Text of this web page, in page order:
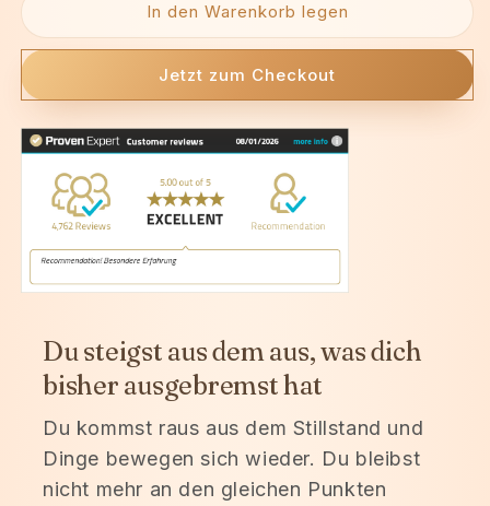
für
SHALIA
HEALING
(INTENSIVE)
FÜR
6
MONATE
Menge
für
HIGHEST
SHALIA
HEALING
(INTENSIVE)
FÜR
6
MONATE
In den Warenkorb legen
Jetzt zum Checkout
Du steigst aus dem aus, was dich
bisher ausgebremst hat
Du kommst raus aus dem Stillstand und
Dinge bewegen sich wieder. Du bleibst
nicht mehr an den gleichen Punkten